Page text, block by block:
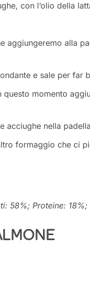
con l’olio della
aggiungeremo alla
e sale per far
momento
acciughe nella
formaggio che ci
58%; Proteine: 18%;